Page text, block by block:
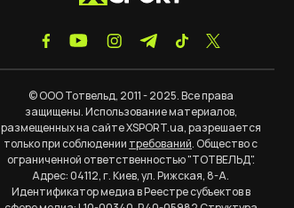
© ООО Тотвельд, 2011 - 2025. Все права
защищены. Использование материалов,
размещенных на сайте XSPORT.ua, разрешается
только при соблюдении требований. Общество с
ограниченной ответственностью "ТОТВЕЛЬД".
Адрес: 04112, г. Киев, ул. Рижская, 8-А.
Идентификатор медиа в Реестре субъектов в